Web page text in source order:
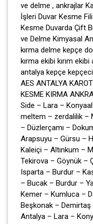
ve delme , ankrajlar
İşleri Duvar Kesme
Kesme Duvarda Çift
ve Delme Kimyasal
kırma delme kepçe
kırma ekibi kırım ekibi
antalya kepçe
AES ANTALYA
KESME KIRMA
Side – Lara –
meltem – zerdalilik –
– Düzlerçamı –
Arapsuyu – Gürsu –
Kaleiçi – Altınkum –
Tekirova – Göynük –
Isparta – Burdur –
– Bucak – Burdur –
Kemer – Kumluca –
Beşkonak –
Antalya – Lara –